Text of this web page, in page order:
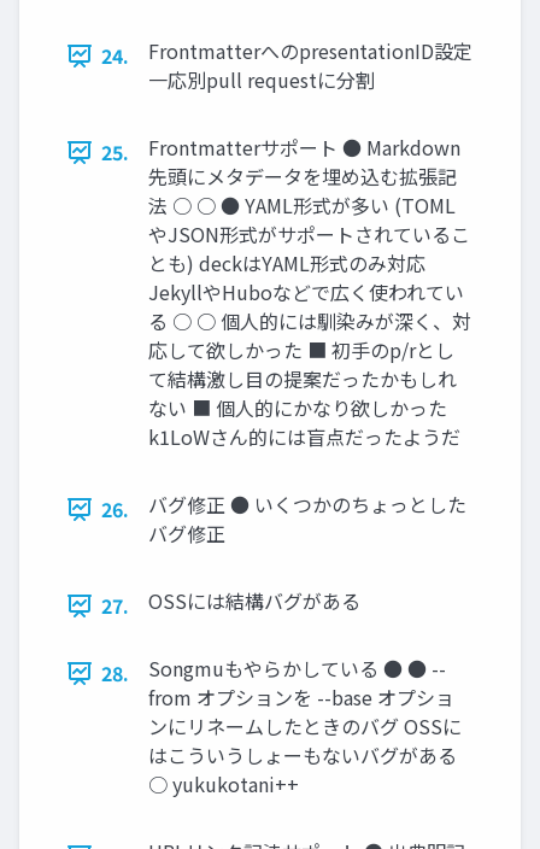
24.
FrontmatterへのpresentationID設定
一応別pull requestに分割
25.
Frontmatterサポート ● Markdown
先頭にメタデータを埋め込む拡張記
法 ○ ○ ● YAML形式が多い (TOML
やJSON形式がサポートされているこ
とも) deckはYAML形式のみ対応
JekyllやHuboなどで広く使われてい
る ○ ○ 個人的には馴染みが深く、対
応して欲しかった ■ 初手のp/rとし
て結構激し目の提案だったかもしれ
ない ■ 個人的にかなり欲しかった
k1LoWさん的には盲点だったようだ
26.
バグ修正 ● いくつかのちょっとした
バグ修正
27. OSSには結構バグがある
28.
Songmuもやらかしている ● ● --
from オプションを --base オプショ
ンにリネームしたときのバグ OSSに
はこういうしょーもないバグがある
○ yukukotani++